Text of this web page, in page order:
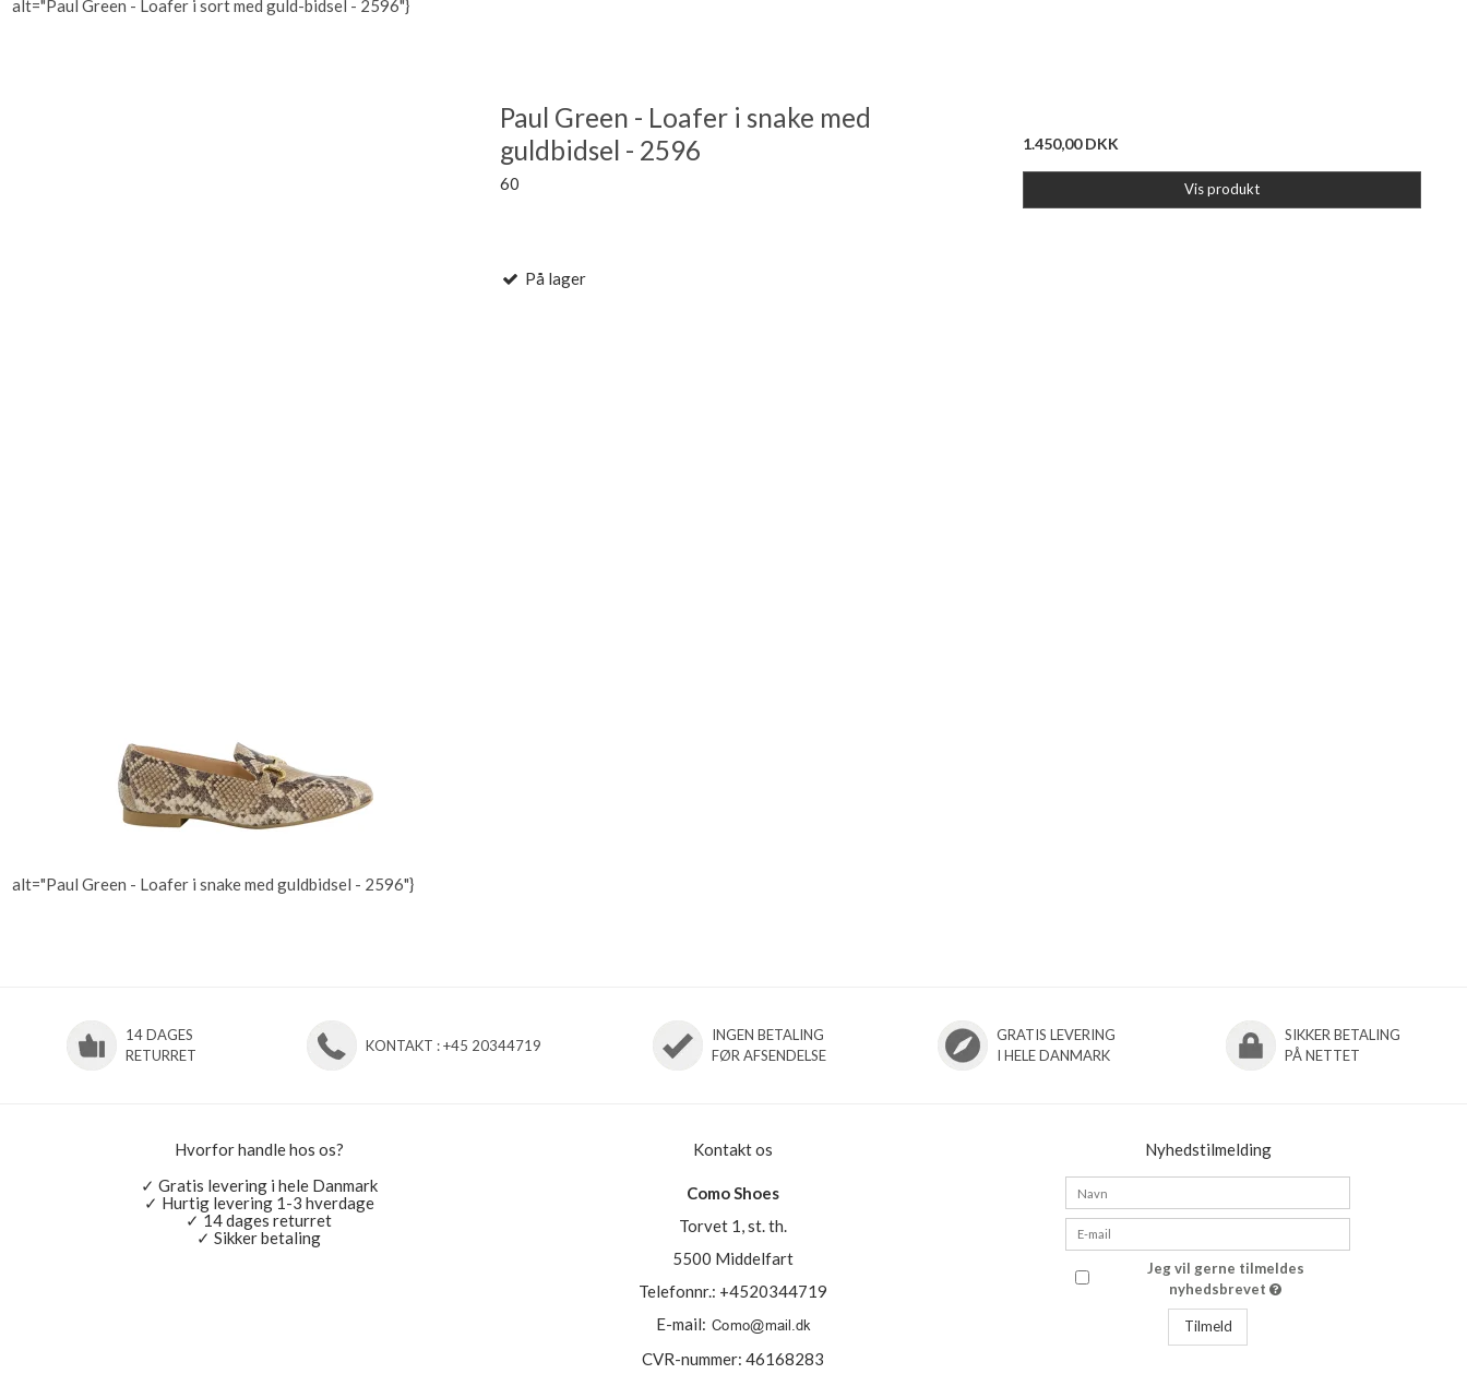
alt="Paul Green - Loafer i sort med guld-bidsel - 2596"}
alt="Paul Green - Loafer i snake med guldbidsel - 2596"}
Paul Green - Loafer i snake med
guldbidsel - 2596
60
På lager
1.450,00 DKK
Vis produkt
14 DAGES
RETURRET
KONTAKT : +45 20344719
INGEN BETALING
FØR AFSENDELSE
GRATIS LEVERING
I HELE DANMARK
SIKKER BETALING
PÅ NETTET
Hvorfor handle hos os?
✓ Gratis levering i hele Danmark
✓ Hurtig levering 1-3 hverdage
✓ 14 dages returret
✓ Sikker betaling
Kontakt os
Como Shoes
Torvet 1, st. th.
5500 Middelfart
Telefonnr.: +4520344719
E-mail:
CVR-nummer: 46168283
Nyhedstilmelding
Jeg vil gerne tilmeldes
nyhedsbrevet
Tilmeld